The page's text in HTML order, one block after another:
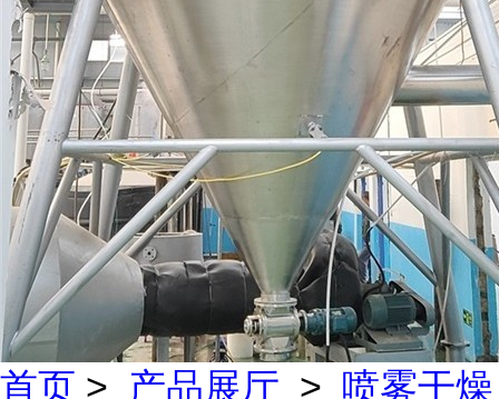
首页 > 产品展厅 > 喷雾干燥